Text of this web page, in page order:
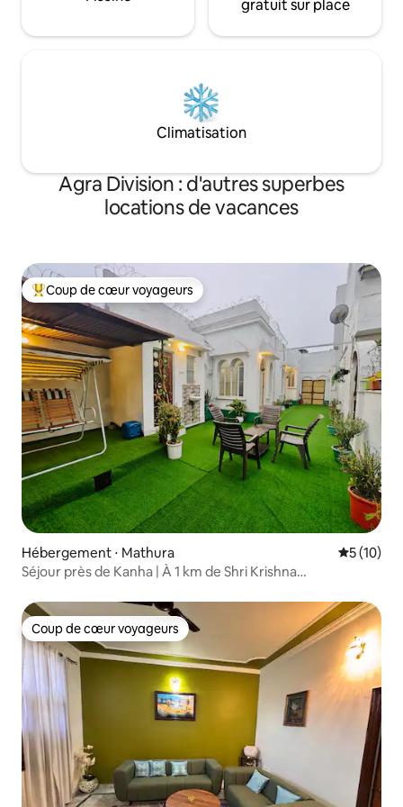
gratuit sur place
Climatisation
Agra Division : d'autres superbes
locations de vacances
Coups de cœur voyageurs les plus appréciés
Coup de cœur voyageurs
Hébergement ⋅ Mathura
5 (10)
Séjour près de Kanha | À 1 km de Shri Krishna
Coup de cœur voyageurs
Coup de cœur voyageurs